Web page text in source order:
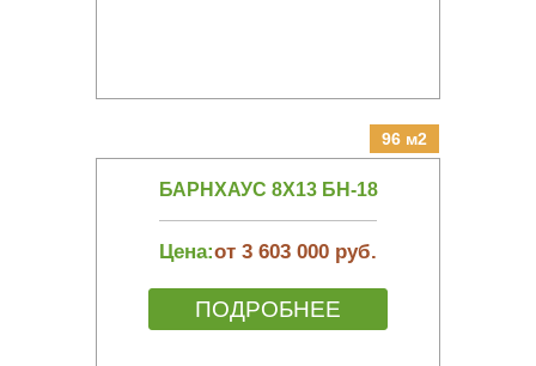
96 м2
БАРНХАУС 8Х13 БН-18
Цена:от 3 603 000 руб.
ПОДРОБНЕЕ